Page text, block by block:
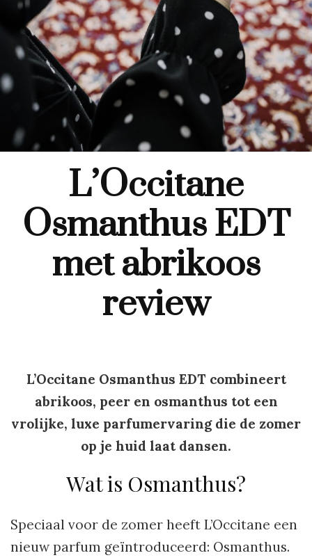
L’Occitane
Osmanthus EDT
met abrikoos
review
L’Occitane Osmanthus EDT combineert
abrikoos, peer en osmanthus tot een
vrolijke, luxe parfumervaring die de zomer
op je huid laat dansen.
Wat is Osmanthus?
Speciaal voor de zomer heeft L’Occitane een
nieuw parfum geïntroduceerd: Osmanthus.